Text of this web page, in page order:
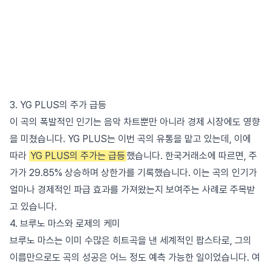
3. YG PLUS의 주가 급등
이 곡의 폭발적인 인기는 음악 차트뿐만 아니라 경제 시장에도 영향
을 미쳤습니다. YG PLUS는 이번 곡의 유통을 맡고 있는데, 이에
따라 YG PLUS의 주가는 급등했습니다. 한국거래소에 따르면, 주
가가 29.85% 상승하며 상한가를 기록했습니다. 이는 곡의 인기가
얼마나 경제적인 파급 효과를 가져왔는지 보여주는 사례로 주목받
고 있습니다.
4. 브루노 마스와 로제의 케미
브루노 마스는 이미 수많은 히트곡을 낸 세계적인 팝스타로, 그의
이름만으로도 곡의 성공은 어느 정도 예측 가능한 일이었습니다. 여